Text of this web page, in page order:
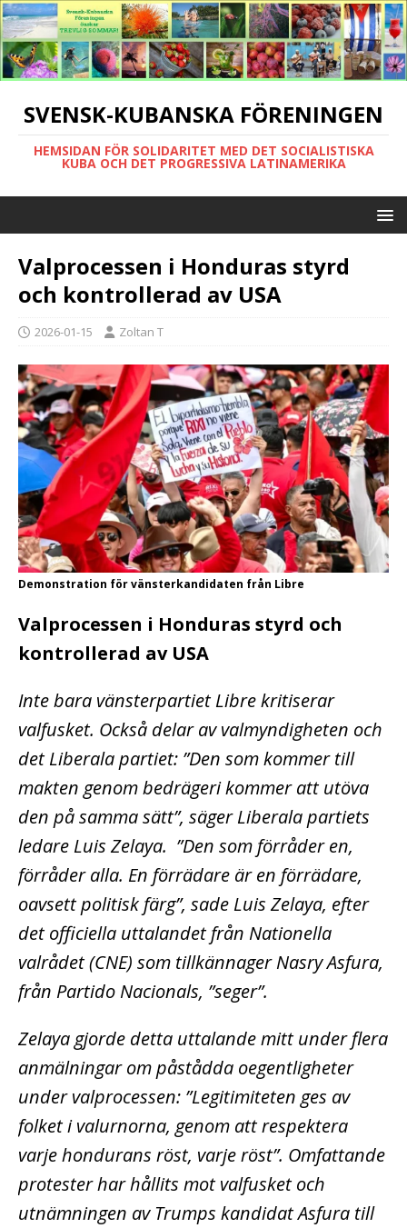
SVENSK-KUBANSKA FÖRENINGEN
HEMSIDAN FÖR SOLIDARITET MED DET SOCIALISTISKA
KUBA OCH DET PROGRESSIVA LATINAMERIKA
Valprocessen i Honduras styrd
och kontrollerad av USA
2026-01-15 Zoltan T
Demonstration för vänsterkandidaten från Libre
Valprocessen i Honduras styrd och
kontrollerad av USA
Inte bara vänsterpartiet Libre kritiserar
valfusket. Också delar av valmyndigheten och
det Liberala partiet: ”Den som kommer till
makten genom bedrägeri kommer att utöva
den på samma sätt”, säger Liberala partiets
ledare Luis Zelaya. ”Den som förråder en,
förråder alla. En förrädare är en förrädare,
oavsett politisk färg”, sade Luis Zelaya, efter
det officiella uttalandet från Nationella
valrådet (CNE) som tillkännager Nasry Asfura,
från Partido Nacionals, ”seger”.
Zelaya gjorde detta uttalande mitt under flera
anmälningar om påstådda oegentligheter
under valprocessen: ”Legitimiteten ges av
folket i valurnorna, genom att respektera
varje hondurans röst, varje röst”. Omfattande
protester har hållits mot valfusket och
utnämningen av Trumps kandidat Asfura till